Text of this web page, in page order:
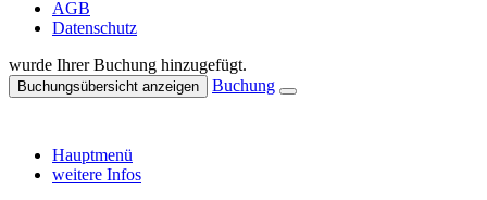
AGB
Datenschutz
wurde Ihrer Buchung hinzugefügt.
Buchungsübersicht anzeigen Buchung
Hauptmenü
weitere Infos